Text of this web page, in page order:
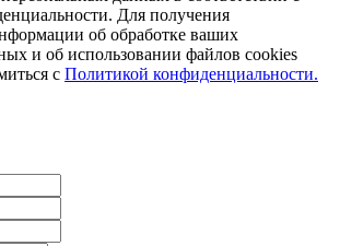
Для получения
об обработке ваших
и об использовании файлов cookies
с Политикой конфиденциальности.